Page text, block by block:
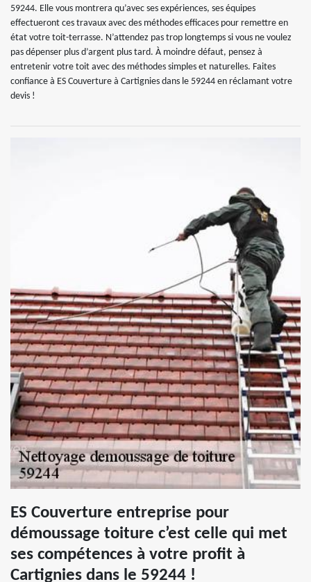
59244. Elle vous montrera qu’avec ses expériences, ses équipes
effectueront ces travaux avec des méthodes efficaces pour remettre en
état votre toit-terrasse. N’attendez pas trop longtemps si vous ne voulez
pas dépenser plus d’argent plus tard. À moindre défaut, pensez à
entretenir votre toit avec des méthodes simples et naturelles. Faites
confiance à ES Couverture à Cartignies dans le 59244 en réclamant votre
devis !
ES Couverture entreprise pour
démoussage toiture c’est celle qui met
ses compétences à votre profit à
Cartignies dans le 59244 !